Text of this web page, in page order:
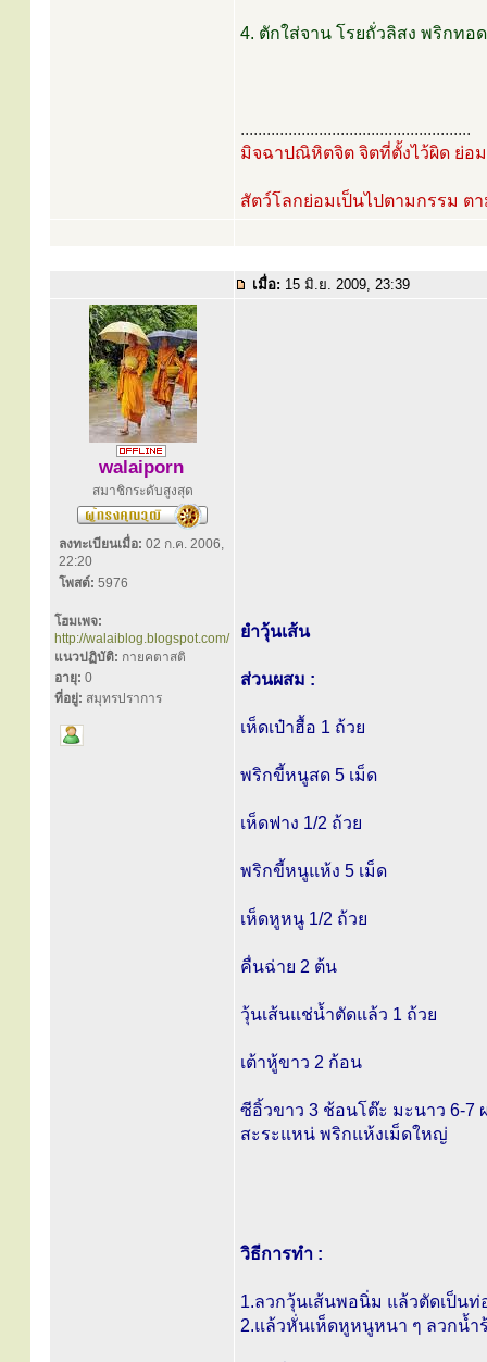
4. ตักใส่จาน โรยถั่วลิสง พริกทอด
.....................................................
มิจฉาปณิหิตจิต จิตที่ตั้งไว้ผิด ย่อ
สัตว์โลกย่อมเป็นไปตามกรรม ต
เมื่อ: 15 มิ.ย. 2009, 23:39
walaiporn
สมาชิกระดับสูงสุด
ลงทะเบียนเมื่อ: 02 ก.ค. 2006,
22:20
โพสต์: 5976
โฮมเพจ:
http://walaiblog.blogspot.com/
แนวปฏิบัติ: กายคตาสติ
อายุ: 0
ที่อยู่: สมุทรปราการ
ยำวุ้นเส้น
ส่วนผสม :
เห็ดเป๋าฮื้อ 1 ถ้วย
พริกขี้หนูสด 5 เม็ด
เห็ดฟาง 1/2 ถ้วย
พริกขี้หนูแห้ง 5 เม็ด
เห็ดหูหนู 1/2 ถ้วย
คื่นฉ่าย 2 ต้น
วุ้นเส้นแช่น้ำตัดแล้ว 1 ถ้วย
เต้าหู้ขาว 2 ก้อน
ซีอิ้วขาว 3 ช้อนโต๊ะ มะนาว 6-7
สะระแหน่ พริกแห้งเม็ดใหญ่
วิธีการทำ :
1.ลวกวุ้นเส้นพอนิ่ม แล้วตัดเป็นท่
2.แล้วหั่นเห็ดหูหนูหนา ๆ ลวกน้ำ